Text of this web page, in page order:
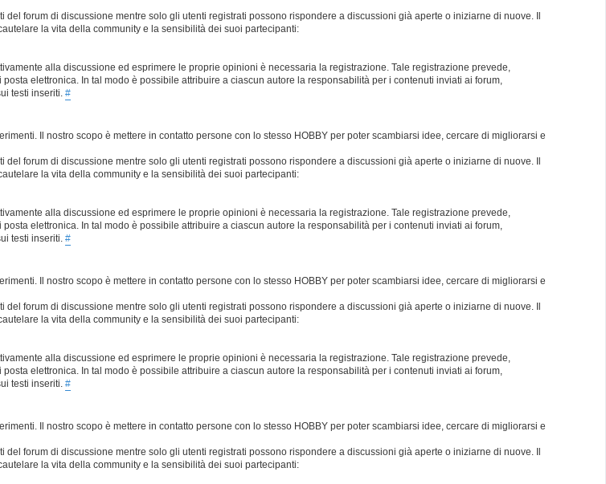
forum di discussione mentre solo gli utenti registrati possono rispondere a discussioni già aperte o iniziarne di nuove. Il
la vita della community e la sensibilità dei suoi partecipanti:
alla discussione ed esprimere le proprie opinioni è necessaria la registrazione. Tale registrazione prevede,
elettronica. In tal modo è possibile attribuire a ciascun autore la responsabilità per i contenuti inviati ai forum,
testi inseriti. #
Il nostro scopo è mettere in contatto persone con lo stesso HOBBY per poter scambiarsi idee, cercare di migliorarsi e
forum di discussione mentre solo gli utenti registrati possono rispondere a discussioni già aperte o iniziarne di nuove. Il
la vita della community e la sensibilità dei suoi partecipanti:
alla discussione ed esprimere le proprie opinioni è necessaria la registrazione. Tale registrazione prevede,
elettronica. In tal modo è possibile attribuire a ciascun autore la responsabilità per i contenuti inviati ai forum,
testi inseriti. #
Il nostro scopo è mettere in contatto persone con lo stesso HOBBY per poter scambiarsi idee, cercare di migliorarsi e
forum di discussione mentre solo gli utenti registrati possono rispondere a discussioni già aperte o iniziarne di nuove. Il
la vita della community e la sensibilità dei suoi partecipanti:
alla discussione ed esprimere le proprie opinioni è necessaria la registrazione. Tale registrazione prevede,
elettronica. In tal modo è possibile attribuire a ciascun autore la responsabilità per i contenuti inviati ai forum,
testi inseriti. #
Il nostro scopo è mettere in contatto persone con lo stesso HOBBY per poter scambiarsi idee, cercare di migliorarsi e
forum di discussione mentre solo gli utenti registrati possono rispondere a discussioni già aperte o iniziarne di nuove. Il
la vita della community e la sensibilità dei suoi partecipanti: